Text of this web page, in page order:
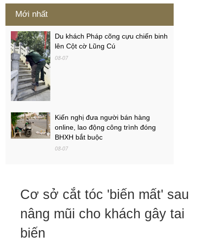
Mới nhất
Du khách Pháp cõng cựu chiến binh
lên Cột cờ Lũng Cú
08-07
Kiến nghị đưa người bán hàng
online, lao động công trình đóng
BHXH bắt buộc
08-07
08-07
PGS.TS Hà Đình Đức qua đời
Cơ sở cắt tóc 'biến mất' sau
nâng mũi cho khách gây tai
biến